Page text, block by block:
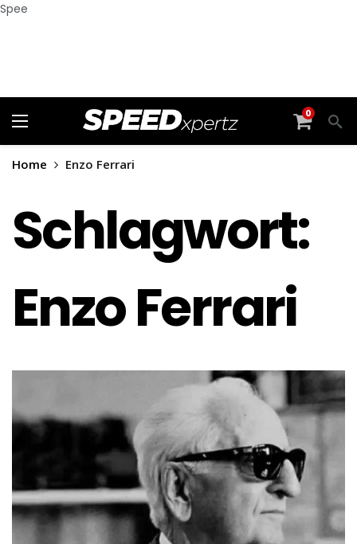
Spee
0
Home Enzo Ferrari
Schlagwort:
Enzo Ferrari